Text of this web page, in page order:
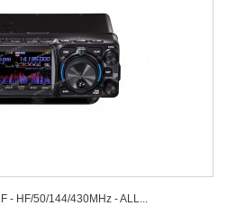
- HF/50/144/430MHz - ALL...